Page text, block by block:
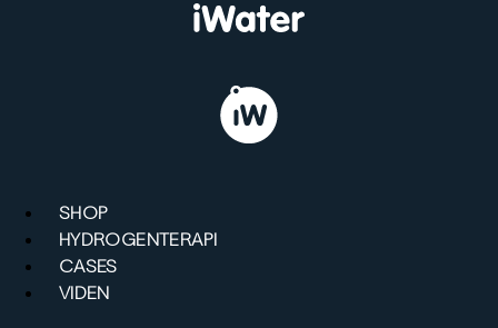
SHOP
HYDROGENTERAPI
CASES
VIDEN